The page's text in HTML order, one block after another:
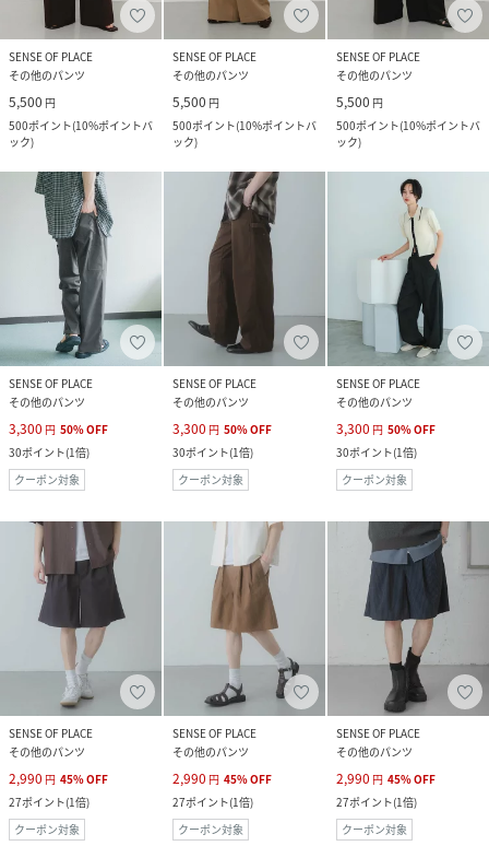
SENSE OF PLACE
その他のパンツ
5,500 円
500ポイント(10%ポイントバ
ック)
SENSE OF PLACE
その他のパンツ
5,500 円
500ポイント(10%ポイントバ
ック)
SENSE OF PLACE
その他のパンツ
5,500 円
500ポイント(10%ポイントバ
ック)
SENSE OF PLACE
その他のパンツ
3,300 円 50%OFF
30ポイント(1倍)
クーポン対象
SENSE OF PLACE
その他のパンツ
3,300 円 50%OFF
30ポイント(1倍)
クーポン対象
SENSE OF PLACE
その他のパンツ
3,300 円 50%OFF
30ポイント(1倍)
クーポン対象
SENSE OF PLACE
その他のパンツ
2,990 円 45%OFF
27ポイント(1倍)
クーポン対象
SENSE OF PLACE
その他のパンツ
2,990 円 45%OFF
27ポイント(1倍)
クーポン対象
SENSE OF PLACE
その他のパンツ
2,990 円 45%OFF
27ポイント(1倍)
クーポン対象